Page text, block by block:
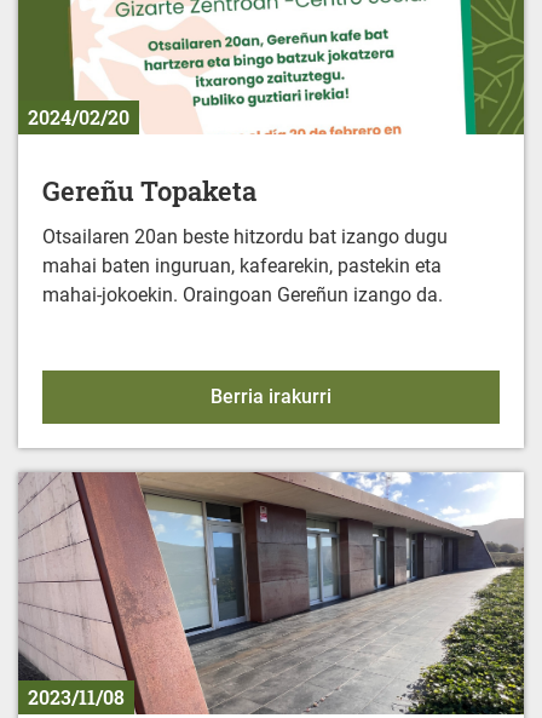
2024/02/20
Gereñu Topaketa
Otsailaren 20an beste hitzordu bat izango dugu
mahai baten inguruan, kafearekin, pastekin eta
mahai-jokoekin. Oraingoan Gereñun izango da.
Berria irakurri
2023/11/08